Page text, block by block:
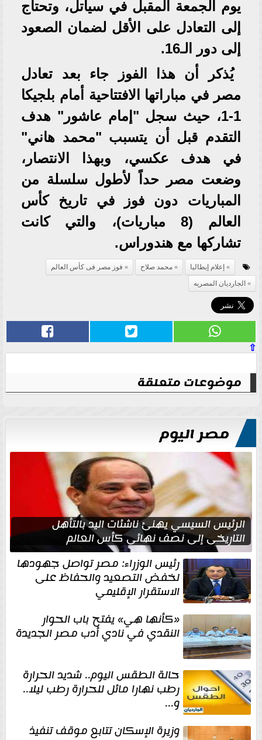
يوم الجمعة المقبل في سياتل، وتحتاج
إلى التعادل على الأقل لضمان الصعود
إلى دور الـ16.
يُذكر أن هذا الفوز جاء بعد تعادل
مصر في مباراتها الافتتاحية أمام بلجيكا
1-1، حيث سجل "إمام عاشور" هدف
التقدم قبل أن يتسبب "محمد هاني"
في هدف عكسي، وبهذا الانتصار،
وضعت مصر حداً لأطول سلسلة من
المباريات دون فوز في تاريخ كأس
العالم (8 مباريات)، والتي كانت
تشاركها مع هندوراس.
إعلام إيطاليا محمد صلاح
فوز مصر فى كأس العالم
الجارديان المصريه
⇧
موضوعات متعلقة
مصر اليوم
الرئيس السيسي يهنئ ناشئات اليد بالتأهل
التاريخي إلى نصف نهائي كأس العالم
رئيس الوزراء: مصر تواصل جهودها
لخفض التصعيد والحفاظ على
الاستقرار الإقليمي
«كأنها هي» يفتح باب الحوار
النقدي في نادي أدب مصر الجديدة
حالة الطقس اليوم.. شديد الحرارة
رطب نهارا مائل للحرارة رطب ليلا..
و...
وزيرة الإسكان تتابع موقف تنفيذ